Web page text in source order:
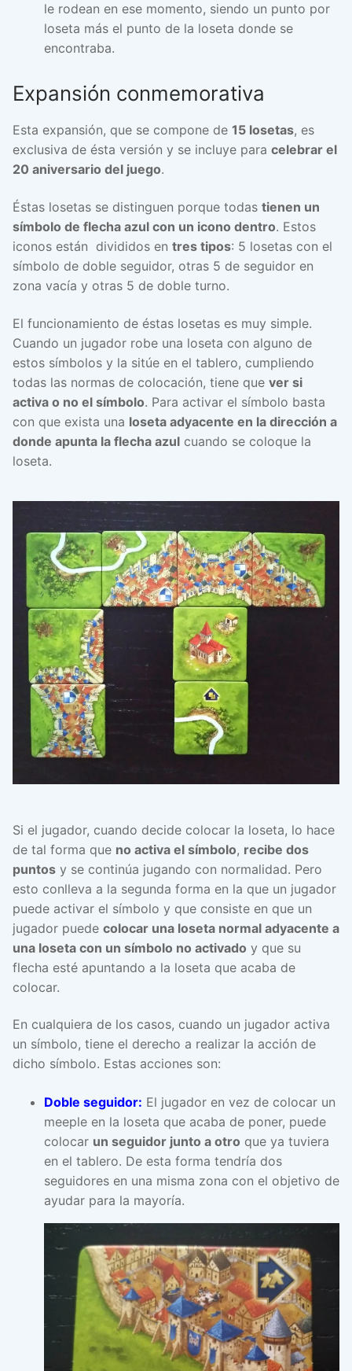
le rodean en ese momento, siendo un punto por
loseta más el punto de la loseta donde se
encontraba.
Expansión conmemorativa
Esta expansión, que se compone de 15 losetas, es
exclusiva de ésta versión y se incluye para celebrar el
20 aniversario del juego.
Éstas losetas se distinguen porque todas tienen un
símbolo de flecha azul con un icono dentro. Estos
iconos están divididos en tres tipos: 5 losetas con el
símbolo de doble seguidor, otras 5 de seguidor en
zona vacía y otras 5 de doble turno.
El funcionamiento de éstas losetas es muy simple.
Cuando un jugador robe una loseta con alguno de
estos símbolos y la sitúe en el tablero, cumpliendo
todas las normas de colocación, tiene que ver si
activa o no el símbolo. Para activar el símbolo basta
con que exista una loseta adyacente en la dirección a
donde apunta la flecha azul cuando se coloque la
loseta.
Si el jugador, cuando decide colocar la loseta, lo hace
de tal forma que no activa el símbolo, recibe dos
puntos y se continúa jugando con normalidad. Pero
esto conlleva a la segunda forma en la que un jugador
puede activar el símbolo y que consiste en que un
jugador puede colocar una loseta normal adyacente a
una loseta con un símbolo no activado y que su
flecha esté apuntando a la loseta que acaba de
colocar.
En cualquiera de los casos, cuando un jugador activa
un símbolo, tiene el derecho a realizar la acción de
dicho símbolo. Estas acciones son:
Doble seguidor: El jugador en vez de colocar un
meeple en la loseta que acaba de poner, puede
colocar un seguidor junto a otro que ya tuviera
en el tablero. De esta forma tendría dos
seguidores en una misma zona con el objetivo de
ayudar para la mayoría.